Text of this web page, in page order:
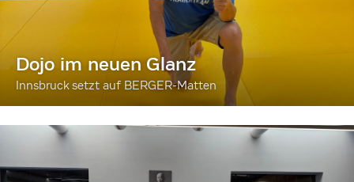
Dojo im neuen Glanz
Innsbruck setzt auf BERGER-Matten